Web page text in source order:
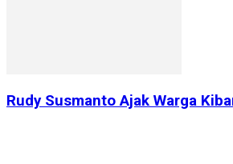
Rudy Susmanto Ajak Warga